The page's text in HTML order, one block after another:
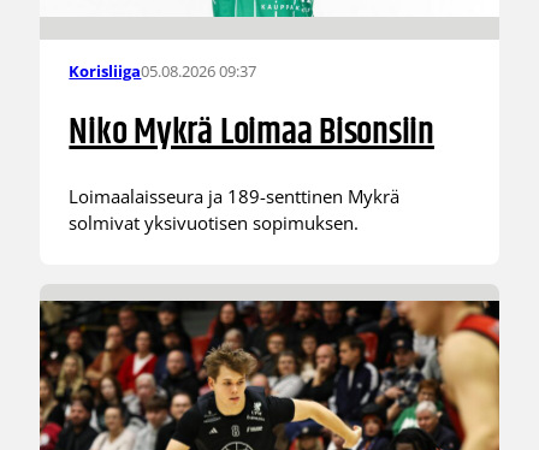
Korisliiga05.08.2026 09:37
Niko Mykrä Loimaa Bisonsiin
Loimaalaisseura ja 189-senttinen Mykrä
solmivat yksivuotisen sopimuksen.